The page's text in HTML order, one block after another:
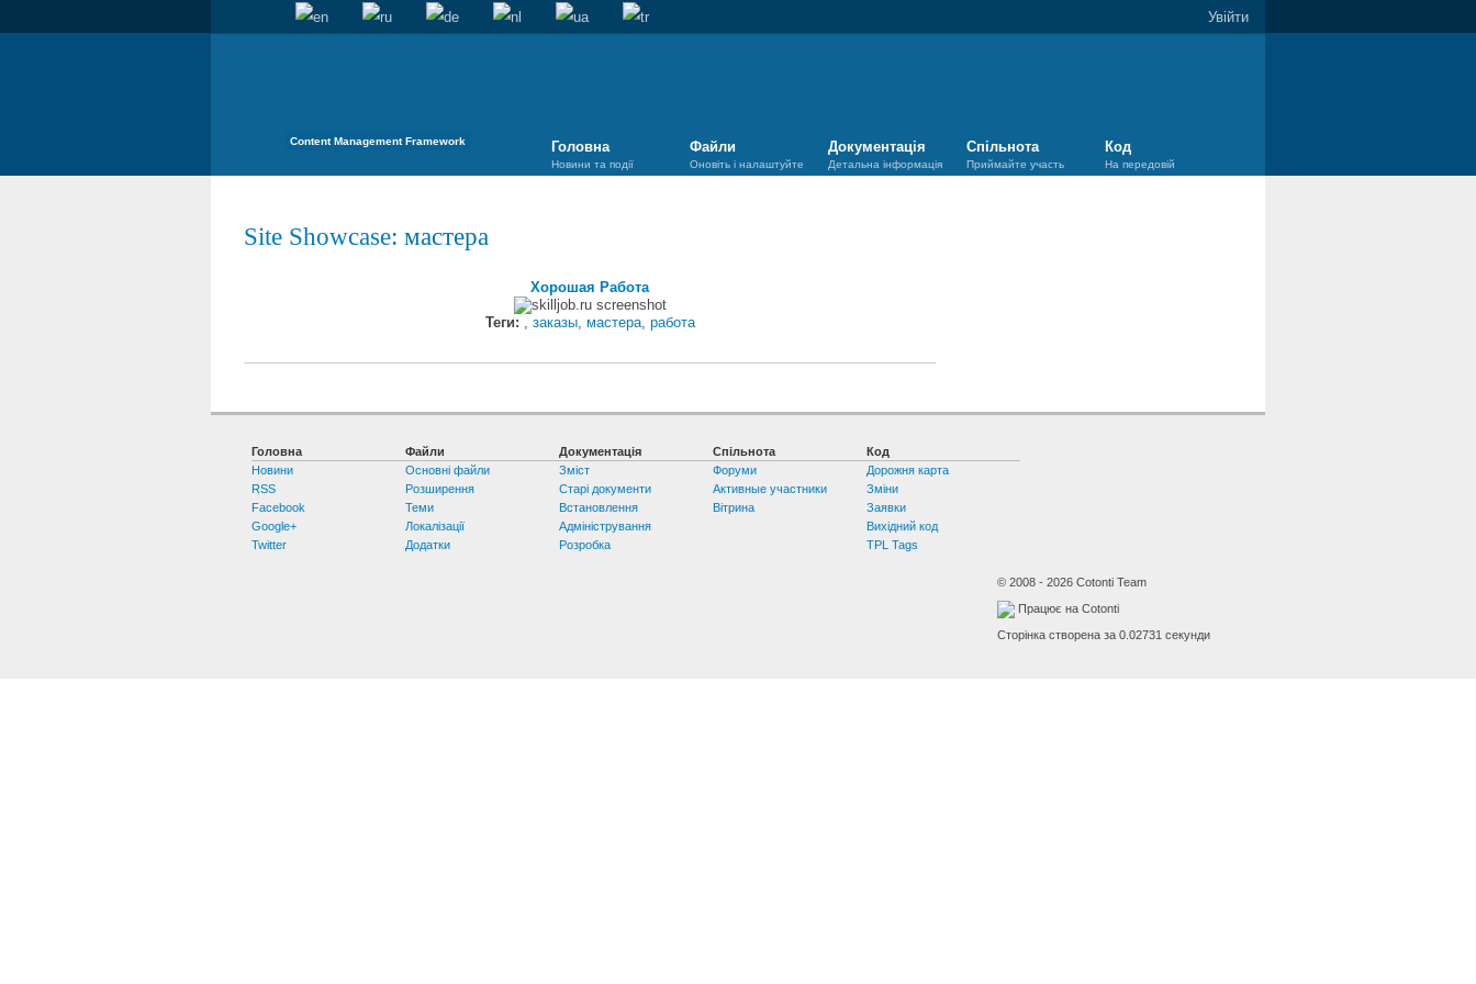
Увійти
Content Management Framework Головна
Новини та події
Файли
Оновіть і налаштуйте
Документація
Детальна інформація
Спільнота
Приймайте участь
Код
На передовій
Site Showcase: мастера
Хорошая Работа
Теги: , заказы, мастера, работа
Головна
Новини
RSS
Facebook
Google+
Twitter
Файли
Основні файли
Розширення
Теми
Локалізації
Додатки
Документація
Зміст
Старі документи
Встановлення
Адміністрування
Розробка
Спільнота
Форуми
Активные участники
Вітрина
Код
Дорожня карта
Зміни
Заявки
Вихідний код
TPL Tags
© 2008 - 2026 Cotonti Team
Працює на Cotonti
Сторінка створена за 0.02731 секунди